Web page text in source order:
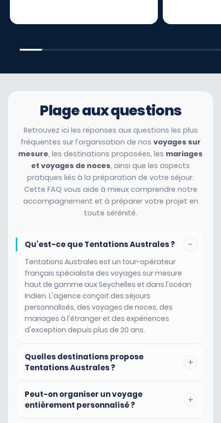
permettant de profiter pleinement
Victoria au
Plage aux questions
Retrouvez ici les réponses aux questions les plus
fréquentes sur l'organisation de nos voyages sur
mesure, les destinations proposées, les mariages
et voyages de noces, ainsi que les aspects
pratiques liés à la préparation de votre séjour.
Cette FAQ vous aide à mieux comprendre notre
accompagnement et à préparer votre projet en
toute sérénité.
Qu'est-ce que Tentations Australes ? -
Tentations Australes est un tour-opérateur
français spécialiste des voyages sur mesure
haut de gamme aux Seychelles et dans l'océan
Indien. L'agence conçoit des séjours
personnalisés, des voyages de noces, des
mariages à l'étranger et des expériences
d'exception depuis plus de 20 ans.
Quelles destinations propose
Tentations Australes ?
+
Peut-on organiser un voyage
entièrement personnalisé ?
+